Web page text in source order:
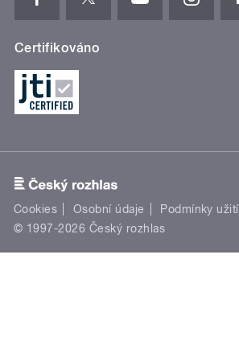
Certifikováno
Cookies Osobní údaje Podmínky užití
© 1997-2026 Český rozhlas